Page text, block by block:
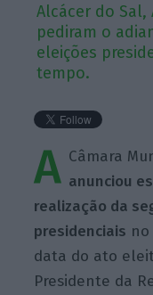
Alcácer do Sal,
pediram o
eleições
tempo.
A Câmara
anunciou
realização da
presidenciais
data do ato
Presidente da